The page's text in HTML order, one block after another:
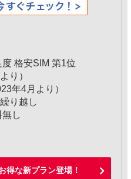
格安SIM 第1位
り）
年4月より）
り越し
し
得な新プラン登場！